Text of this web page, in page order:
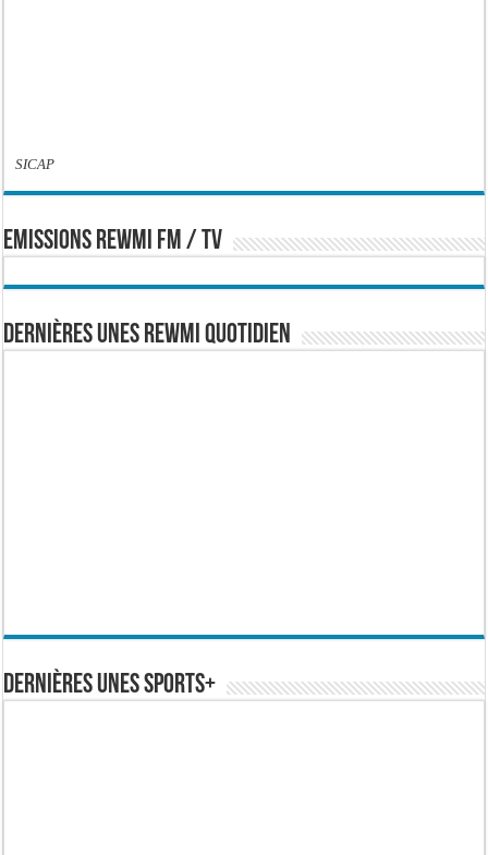
SICAP
EMISSIONS REWMI FM / TV
Dernières Unes Rewmi Quotidien
Dernières Unes Sports+